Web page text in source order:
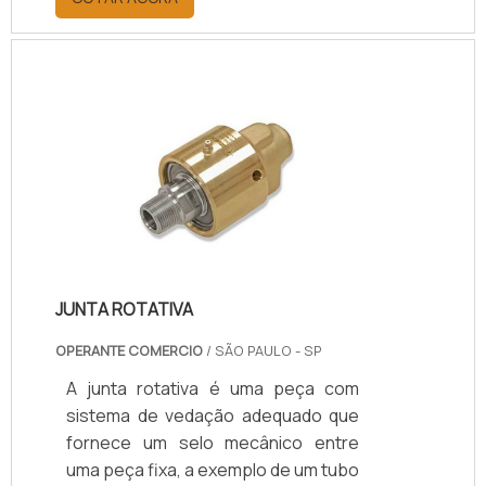
guias hidráulicas podem evitar o
contato metal-a-metal e diminuir os
prejudicial à vedação, por causar
marcas na superfície e vazamentos
de consequências
permanentes.Encontradas a partir
de três modelos diferenciados, as
JUNTA ROTATIVA
OPERANTE COMERCIO / SÃO PAULO - SP
A junta rotativa é uma peça com
sistema de vedação adequado que
fornece um selo mecânico entre
uma peça fixa, a exemplo de um tubo